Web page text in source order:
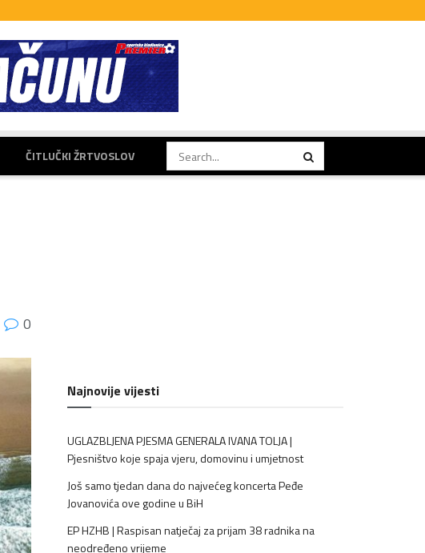
ČITLUČKI ŽRTVOSLOV
0
Najnovije vijesti
UGLAZBLJENA PJESMA GENERALA IVANA TOLJA |
Pjesništvo koje spaja vjeru, domovinu i umjetnost
Još samo tjedan dana do najvećeg koncerta Peđe
Jovanovića ove godine u BiH
EP HZHB | Raspisan natječaj za prijam 38 radnika na
neodređeno vrijeme